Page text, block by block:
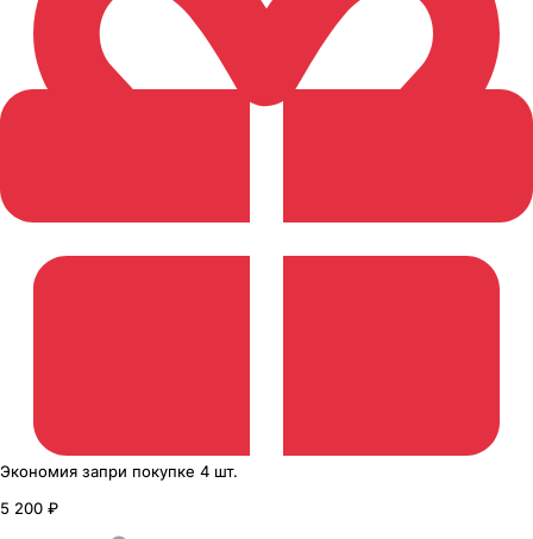
Экономия запри покупке 4 шт.
5 200 ₽